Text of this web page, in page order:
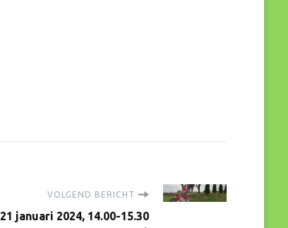
VOLGEND BERICHT
januari 2024, 14.00-15.30